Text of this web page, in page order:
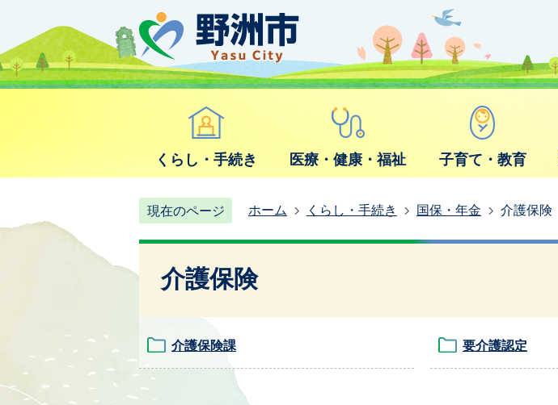
くらし・手続き 医療・健康・福祉 子育て・教育
現在のページ ホーム くらし・手続き 国保・年金 介護保険
介護保険
介護保険課 要介護認定